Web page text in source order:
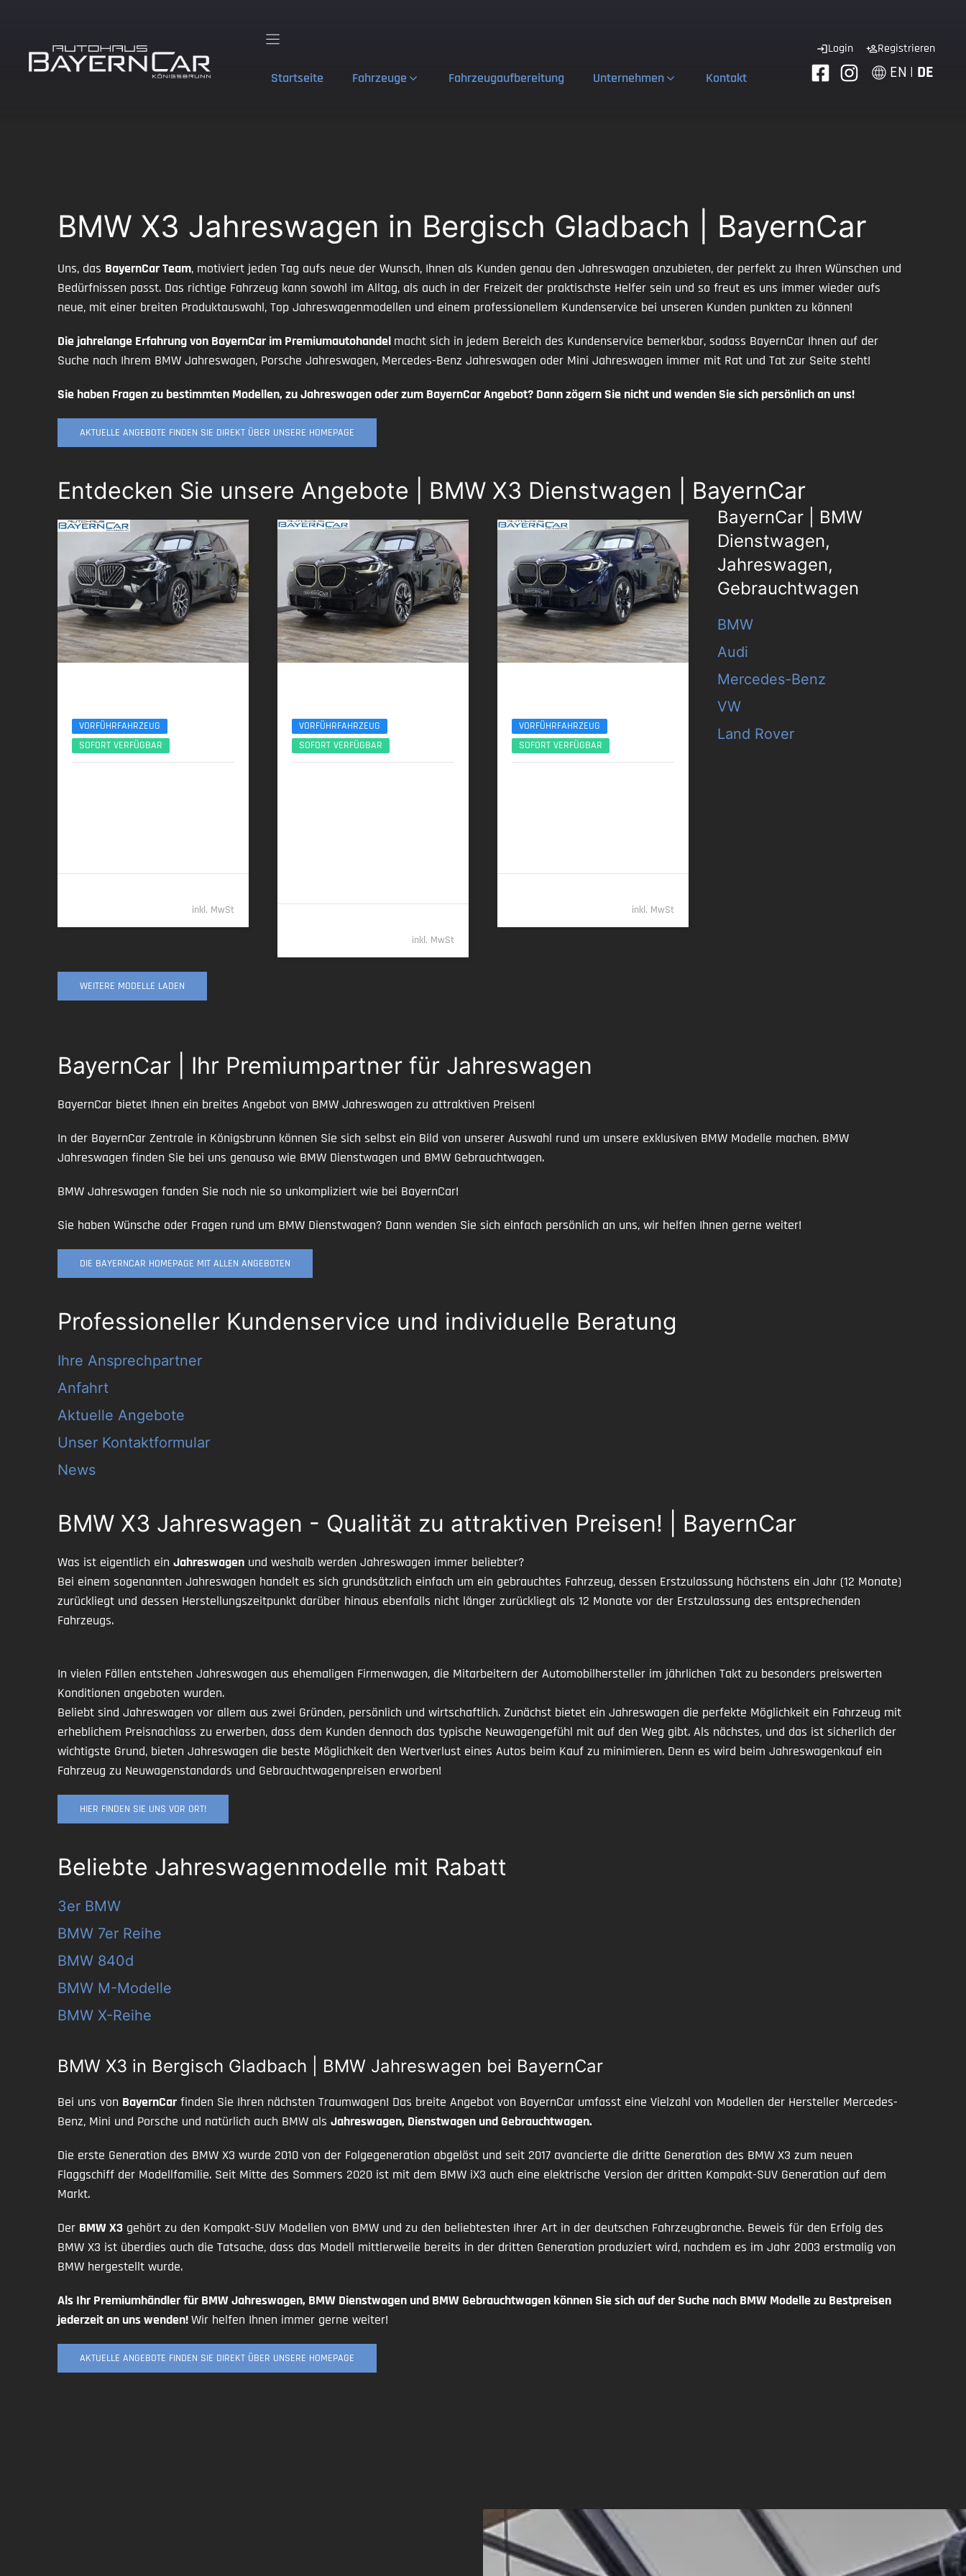
springen
Startseite
Fahrzeuge Fahrzeugaufbereitung Unternehmen Kontakt
Login Registrieren
EN | DE
BMW X3 Jahreswagen in Bergisch Gladbach | BayernCar
Uns, das BayernCar Team, motiviert jeden Tag aufs neue der Wunsch, Ihnen als Kunden genau den Jahreswagen anzubieten, der perfekt zu Ihren Wünschen und
Bedürfnissen passt. Das richtige Fahrzeug kann sowohl im Alltag, als auch in der Freizeit der praktischste Helfer sein und so freut es uns immer wieder aufs
neue, mit einer breiten Produktauswahl, Top Jahreswagenmodellen und einem professionellem Kundenservice bei unseren Kunden punkten zu können!
Die jahrelange Erfahrung von BayernCar im Premiumautohandel macht sich in jedem Bereich des Kundenservice bemerkbar, sodass BayernCar Ihnen auf der
Suche nach Ihrem BMW Jahreswagen, Porsche Jahreswagen, Mercedes-Benz Jahreswagen oder Mini Jahreswagen immer mit Rat und Tat zur Seite steht!
Sie haben Fragen zu bestimmten Modellen, zu Jahreswagen oder zum BayernCar Angebot? Dann zögern Sie nicht und wenden Sie sich persönlich an uns!
AKTUELLE ANGEBOTE FINDEN SIE DIREKT ÜBER UNSERE HOMEPAGE
Entdecken Sie unsere Angebote | BMW X3 Dienstwagen | BayernCar
VORFÜHRFAHRZEUG
SOFORT VERFÜGBAR
inkl. MwSt
VORFÜHRFAHRZEUG
SOFORT VERFÜGBAR
inkl. MwSt
VORFÜHRFAHRZEUG
SOFORT VERFÜGBAR
inkl. MwSt
WEITERE MODELLE LADEN
BayernCar | BMW
Dienstwagen,
Jahreswagen,
Gebrauchtwagen
BMW
Audi
Mercedes-Benz
VW
Land Rover
BayernCar | Ihr Premiumpartner für Jahreswagen
BayernCar bietet Ihnen ein breites Angebot von BMW Jahreswagen zu attraktiven Preisen!
In der BayernCar Zentrale in Königsbrunn können Sie sich selbst ein Bild von unserer Auswahl rund um unsere exklusiven BMW Modelle machen. BMW
Jahreswagen finden Sie bei uns genauso wie BMW Dienstwagen und BMW Gebrauchtwagen.
BMW Jahreswagen fanden Sie noch nie so unkompliziert wie bei BayernCar!
Sie haben Wünsche oder Fragen rund um BMW Dienstwagen? Dann wenden Sie sich einfach persönlich an uns, wir helfen Ihnen gerne weiter!
DIE BAYERNCAR HOMEPAGE MIT ALLEN ANGEBOTEN
Professioneller Kundenservice und individuelle Beratung
Ihre Ansprechpartner
Anfahrt
Aktuelle Angebote
Unser Kontaktformular
News
BMW X3 Jahreswagen - Qualität zu attraktiven Preisen! | BayernCar
Was ist eigentlich ein Jahreswagen und weshalb werden Jahreswagen immer beliebter?
Bei einem sogenannten Jahreswagen handelt es sich grundsätzlich einfach um ein gebrauchtes Fahrzeug, dessen Erstzulassung höchstens ein Jahr (12 Monate)
zurückliegt und dessen Herstellungszeitpunkt darüber hinaus ebenfalls nicht länger zurückliegt als 12 Monate vor der Erstzulassung des entsprechenden
Fahrzeugs.
In vielen Fällen entstehen Jahreswagen aus ehemaligen Firmenwagen, die Mitarbeitern der Automobilhersteller im jährlichen Takt zu besonders preiswerten
Konditionen angeboten wurden.
Beliebt sind Jahreswagen vor allem aus zwei Gründen, persönlich und wirtschaftlich. Zunächst bietet ein Jahreswagen die perfekte Möglichkeit ein Fahrzeug mit
erheblichem Preisnachlass zu erwerben, dass dem Kunden dennoch das typische Neuwagengefühl mit auf den Weg gibt. Als nächstes, und das ist sicherlich der
wichtigste Grund, bieten Jahreswagen die beste Möglichkeit den Wertverlust eines Autos beim Kauf zu minimieren. Denn es wird beim Jahreswagenkauf ein
Fahrzeug zu Neuwagenstandards und Gebrauchtwagenpreisen erworben!
HIER FINDEN SIE UNS VOR ORT!
Beliebte Jahreswagenmodelle mit Rabatt
3er BMW
BMW 7er Reihe
BMW 840d
BMW M-Modelle
BMW X-Reihe
BMW X3 in Bergisch Gladbach | BMW Jahreswagen bei BayernCar
Bei uns von BayernCar finden Sie Ihren nächsten Traumwagen! Das breite Angebot von BayernCar umfasst eine Vielzahl von Modellen der Hersteller Mercedes-
Benz, Mini und Porsche und natürlich auch BMW als Jahreswagen, Dienstwagen und Gebrauchtwagen.
Die erste Generation des BMW X3 wurde 2010 von der Folgegeneration abgelöst und seit 2017 avancierte die dritte Generation des BMW X3 zum neuen
Flaggschiff der Modellfamilie. Seit Mitte des Sommers 2020 ist mit dem BMW iX3 auch eine elektrische Version der dritten Kompakt-SUV Generation auf dem
Markt.
Der BMW X3 gehört zu den Kompakt-SUV Modellen von BMW und zu den beliebtesten Ihrer Art in der deutschen Fahrzeugbranche. Beweis für den Erfolg des
BMW X3 ist überdies auch die Tatsache, dass das Modell mittlerweile bereits in der dritten Generation produziert wird, nachdem es im Jahr 2003 erstmalig von
BMW hergestellt wurde.
Als Ihr Premiumhändler für BMW Jahreswagen, BMW Dienstwagen und BMW Gebrauchtwagen können Sie sich auf der Suche nach BMW Modelle zu Bestpreisen
jederzeit an uns wenden!Wir helfen Ihnen immer gerne weiter!
AKTUELLE ANGEBOTE FINDEN SIE DIREKT ÜBER UNSERE HOMEPAGE